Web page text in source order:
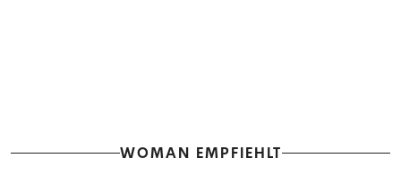
WOMAN EMPFIEHLT